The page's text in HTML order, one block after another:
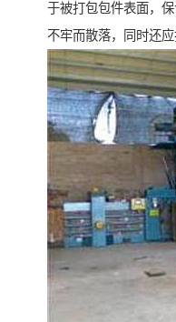
于被打包包件表面，
不牢而散落，同时还应